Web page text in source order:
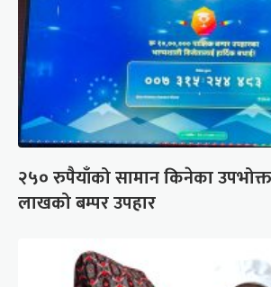
२५० रुपैयाँको सामान किनेका
लाखको बम्पर उपहार